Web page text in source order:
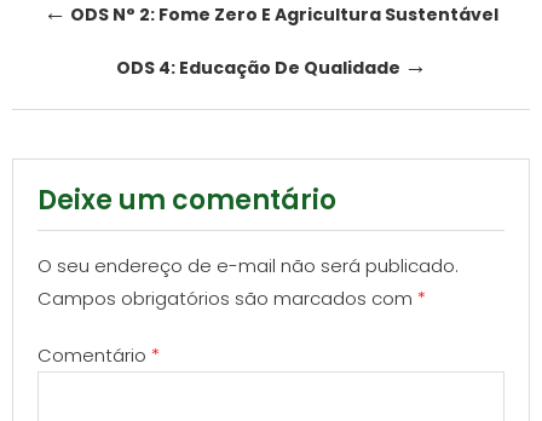
Post
navigation
← ODS N° 2: Fome Zero E Agricultura Sustentável
ODS 4: Educação De Qualidade →
Deixe um comentário
O seu endereço de e-mail não será publicado.
Campos obrigatórios são marcados com *
Comentário *